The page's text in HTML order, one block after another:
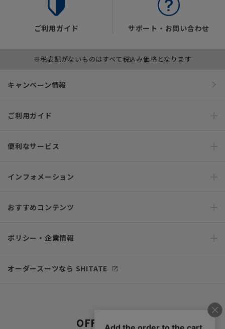
ご利用ガイド サポート・お問い合わせ
※税表記がないものはすべて税込み価格となります
キャンペーン情報
ご利用ガイド
便利なサービス
インフォメーション
おすすめコンテンツ
ポリシー・企業情報
オーダースーツなら SHITATE
OFFICIAL SNS